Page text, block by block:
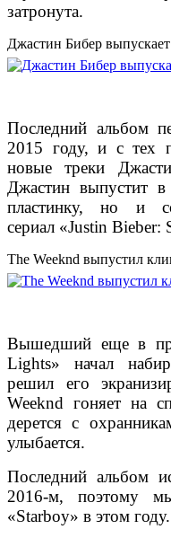
затронута.
Джастин Бибер выпускает
Последний альбом
2015 году, и с тех
новые треки
Джастин выпустит
пластинку, но и
сериал «Justin Bieber:
The Weeknd выпустил
Вышедший еще в
Lights» начал
решил его
Weeknd гоняет на
дерется с
улыбается.
Последний альбом
2016-м, поэтому
«Starboy» в этом году.